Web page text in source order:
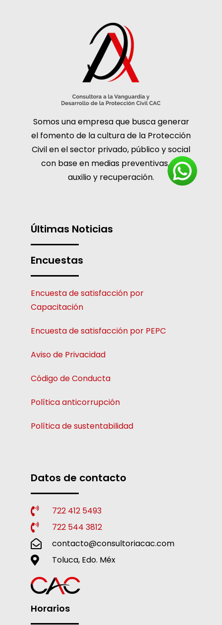
Somos una empresa que busca generar
el fomento de la cultura de la Protección
Civil en el sector privado, público y social
con base en medias preventivas, de
auxilio y recuperación.
Últimas Noticias
Encuestas
Encuesta de satisfacción por
Capacitación
Encuesta de satisfacción por PEPC
Aviso de Privacidad
Código de Conducta
Política anticorrupción
Política de sustentabilidad
Datos de contacto
722 412 5493
722 544 3812
contacto@consultoriacac.com
Toluca, Edo. Méx
Horarios